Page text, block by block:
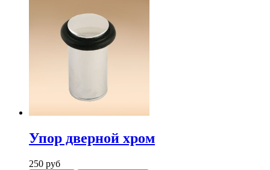
Упор дверной хром
250 руб